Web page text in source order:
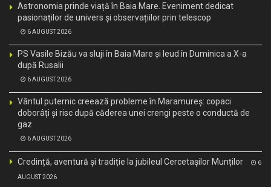
Astronomia prinde viață în Baia Mare. Eveniment dedicat
pasionaților de univers și observațiilor prin telescop
6 AUGUST 2026
PS Vasile Bizău va sluji în Baia Mare și Ieud în Duminica a X-a
după Rusalii
6 AUGUST 2026
Vântul puternic creează probleme în Maramureș: copaci
doborâți și risc după căderea unei crengi peste o conductă de
gaz
6 AUGUST 2026
Credință, aventură și tradiție la jubileul Cercetașilor Munților 6
AUGUST 2026